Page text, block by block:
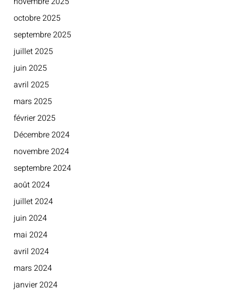
octobre 2025
septembre 2025
juillet 2025
juin 2025
avril 2025
mars 2025
février 2025
Décembre 2024
novembre 2024
septembre 2024
août 2024
juillet 2024
juin 2024
mai 2024
avril 2024
mars 2024
janvier 2024